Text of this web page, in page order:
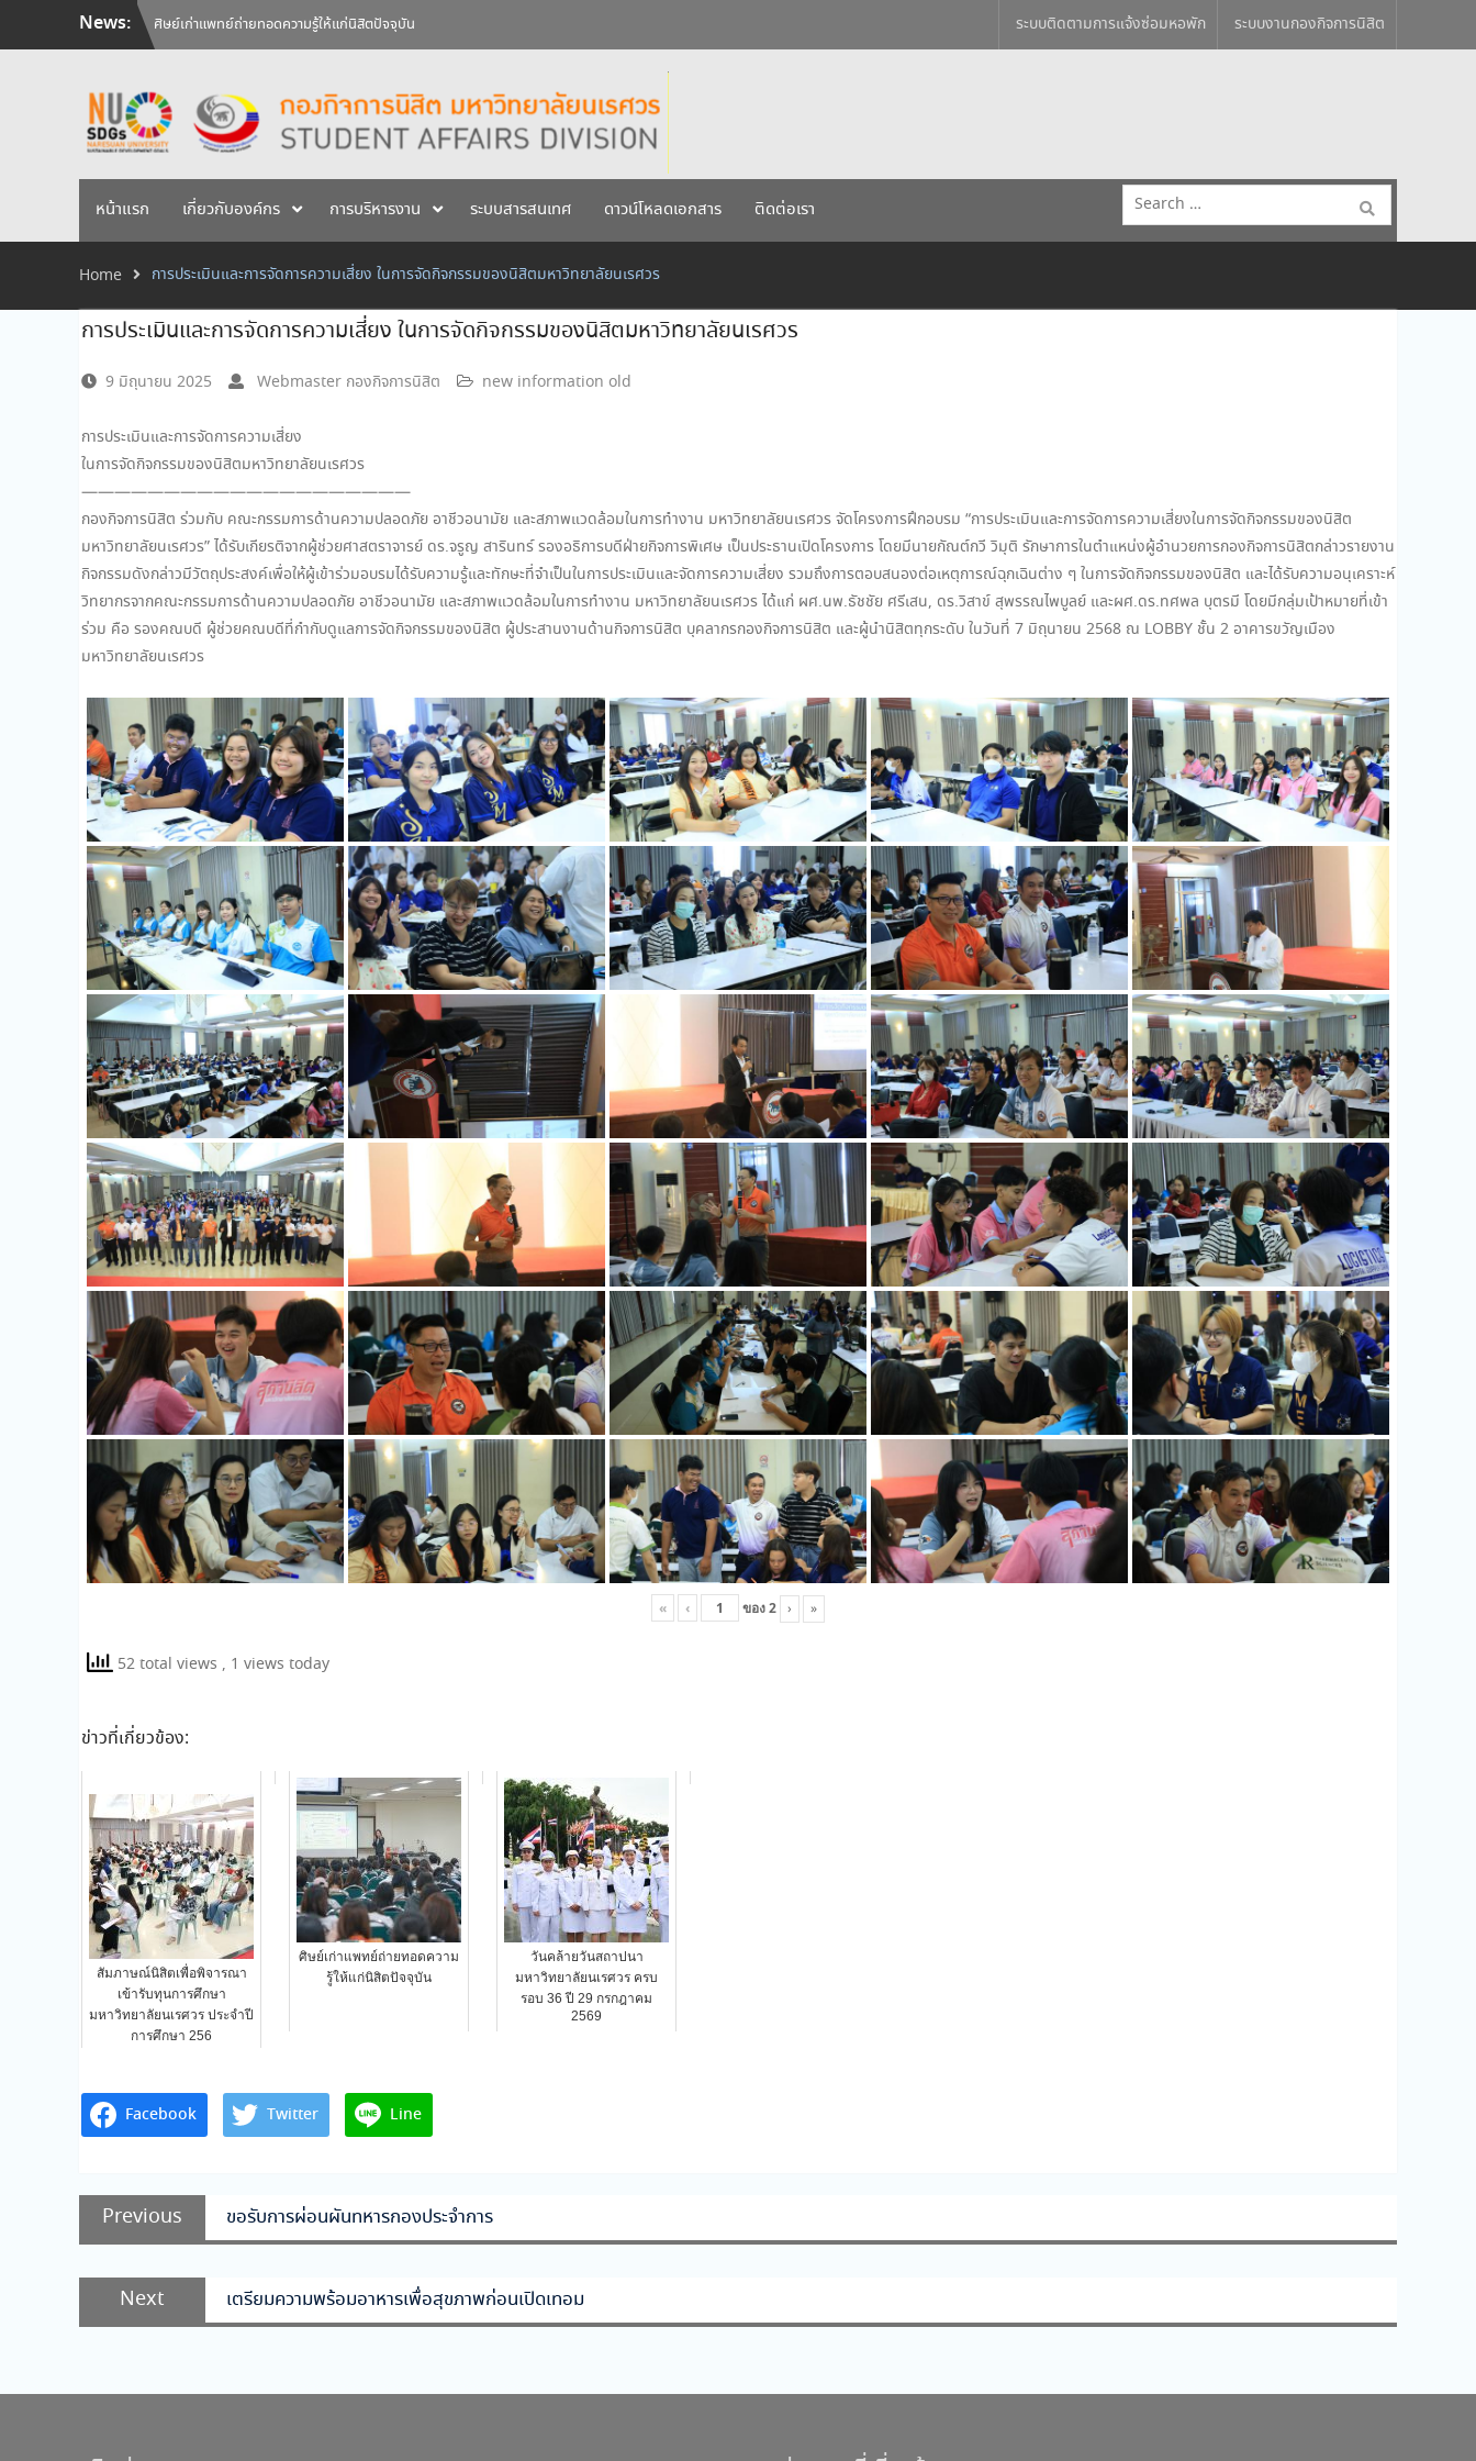
News:
ศิษย์เก่าแพทย์ถ่ายทอดความรู้ให้แก่นิสิตปัจจุบัน
วันคล้ายวันสถาปนามหาวิทยาลัยนเรศวร ครบรอบ 36 ปี 29 กรกฎาคม 2569
ระบบติดตามการแจ้งซ่อมหอพัก ระบบงานกองกิจการนิสิต
หน้าแรก เกี่ยวกับองค์กร การบริหารงาน ระบบสารสนเทศ ดาวน์โหลดเอกสาร ติดต่อเรา
Search
for:
Home การประเมินและการจัดการความเสี่ยง ในการจัดกิจกรรมของนิสิตมหาวิทยาลัยนเรศวร
การประเมินและการจัดการความเสี่ยง ในการจัดกิจกรรมของนิสิตมหาวิทยาลัยนเรศวร
9 มิถุนายน 2025 Webmaster กองกิจการนิสิต new information old
การประเมินและการจัดการความเสี่ยง
ในการจัดกิจกรรมของนิสิตมหาวิทยาลัยนเรศวร
————————————————————
กองกิจการนิสิต ร่วมกับ คณะกรรมการด้านความปลอดภัย อาชีวอนามัย และสภาพแวดล้อมในการทำงาน มหาวิทยาลัยนเรศวร จัดโครงการฝึกอบรม “การประเมินและการจัดการความเสี่ยงในการจัดกิจกรรมของนิสิต
มหาวิทยาลัยนเรศวร” ได้รับเกียรติจากผู้ช่วยศาสตราจารย์ ดร.จรูญ สารินทร์ รองอธิการบดีฝ่ายกิจการพิเศษ เป็นประธานเปิดโครงการ โดยมีนายกัณต์กวี วิมุติ รักษาการในตำแหน่งผู้อำนวยการกองกิจการนิสิตกล่าวรายงาน
กิจกรรมดังกล่าวมีวัตถุประสงค์เพื่อให้ผู้เข้าร่วมอบรมได้รับความรู้และทักษะที่จำเป็นในการประเมินและจัดการความเสี่ยง รวมถึงการตอบสนองต่อเหตุการณ์ฉุกเฉินต่าง ๆ ในการจัดกิจกรรมของนิสิต และได้รับความอนุเคราะห์
วิทยากรจากคณะกรรมการด้านความปลอดภัย อาชีวอนามัย และสภาพแวดล้อมในการทำงาน มหาวิทยาลัยนเรศวร ได้แก่ ผศ.นพ.ธัชชัย ศรีเสน, ดร.วิสาข์ สุพรรณไพบูลย์ และผศ.ดร.ทศพล บุตรมี โดยมีกลุ่มเป้าหมายที่เข้า
ร่วม คือ รองคณบดี ผู้ช่วยคณบดีที่กำกับดูแลการจัดกิจกรรมของนิสิต ผู้ประสานงานด้านกิจการนิสิต บุคลากรกองกิจการนิสิต และผู้นำนิสิตทุกระดับ ในวันที่ 7 มิถุนายน 2568 ณ LOBBY ชั้น 2 อาคารขวัญเมือง
มหาวิทยาลัยนเรศวร
« ‹ ของ2 › »
52 total views , 1 views today
ข่าวที่เกี่ยวข้อง:
สัมภาษณ์นิสิตเพื่อพิจารณา
เข้ารับทุนการศึกษา
มหาวิทยาลัยนเรศวร ประจำปี
การศึกษา 256
ศิษย์เก่าแพทย์ถ่ายทอดความ
รู้ให้แก่นิสิตปัจจุบัน
วันคล้ายวันสถาปนา
มหาวิทยาลัยนเรศวร ครบ
รอบ 36 ปี 29 กรกฎาคม
2569
Facebook Twitter Line
แนะแนว
เรื่อง
Previous
Previous
post:
ขอรับการผ่อนผันทหารกองประจำการ
Next
Next
post:
เตรียมความพร้อมอาหารเพื่อสุขภาพก่อนเปิดเทอม